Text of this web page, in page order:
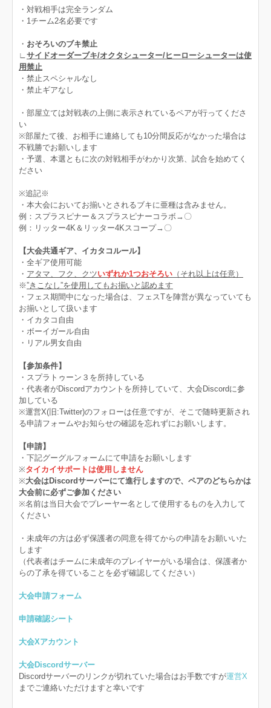
・対戦相手は完全ランダム
・1チーム2名必要です
・ おそろいのブキ禁止
∟ サイドオーダーブキ/オクタシューター/ヒーローシューターは使
用禁止
・禁止スペシャルなし
・禁止ギアなし
・部屋立ては対戦表の上側に表示されているペアが行ってくださ
い
※部屋たて後、お相手に連絡しても10分間反応がなかった場合は
不戦勝でお願いします
・予選、本選ともに次の対戦相手がわかり次第、試合を始めてく
ださい
※追記※
・本大会においてお揃いとされるブキに亜種は含みません。
例：スプラスピナー＆スプラスピナーコラボ→〇
例：リッター4K＆リッター4Kスコープ→〇
【大会共通ギア、イカタコルール】
・全ギア使用可能
・ アタマ、フク、クツいずれか1つおそろい （それ以上は任意）
※”きこなし”を使用してもお揃いと認めます
・フェス期間中になった場合は、フェスTを陣営が異なっていても
お揃いとして扱います
・イカタコ自由
・ボーイガール自由
・リアル男女自由
【参加条件】
・スプラトゥーン３を所持している
・代表者がDiscordアカウントを所持していて、大会Discordに参
加している
※運営X(旧:Twitter)のフォローは任意ですが、そこで随時更新され
る申請フォームやお知らせの確認を忘れずにお願いします。
【申請】
・下記グーグルフォームにて申請をお願いします
※タイカイサポートは使用しません
※大会はDiscordサーバーにて進行しますので、ペアのどちらかは
大会前に必ずご参加ください
※名前は当日大会でプレーヤー名として使用するものを入力して
ください
・未成年の方は必ず保護者の同意を得てからの申請をお願いいた
します
（代表者はチームに未成年のプレイヤーがいる場合は、保護者か
らの了承を得ていることを必ず確認してください）
大会申請フォーム
申請確認シート
大会Xアカウント
大会Discordサーバー
Discordサーバーのリンクが切れていた場合はお手数ですが運営X
までご連絡いただけますと幸いです